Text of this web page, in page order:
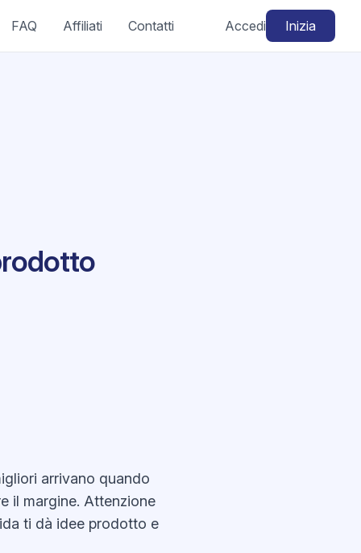
FAQ Affiliati Contatti Accedi Inizia
arrivano quando
il margine. Attenzione
ti dà idee prodotto e